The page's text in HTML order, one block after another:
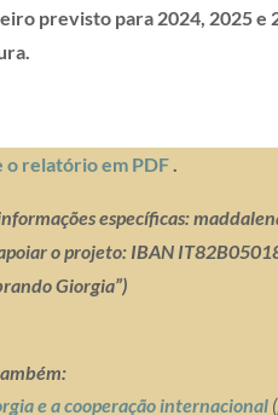
previsto para 2024, 2025 e
o relatório em PDF.
específicas:
o projeto: IBAN
Giorgia”)
e a cooperação internacional